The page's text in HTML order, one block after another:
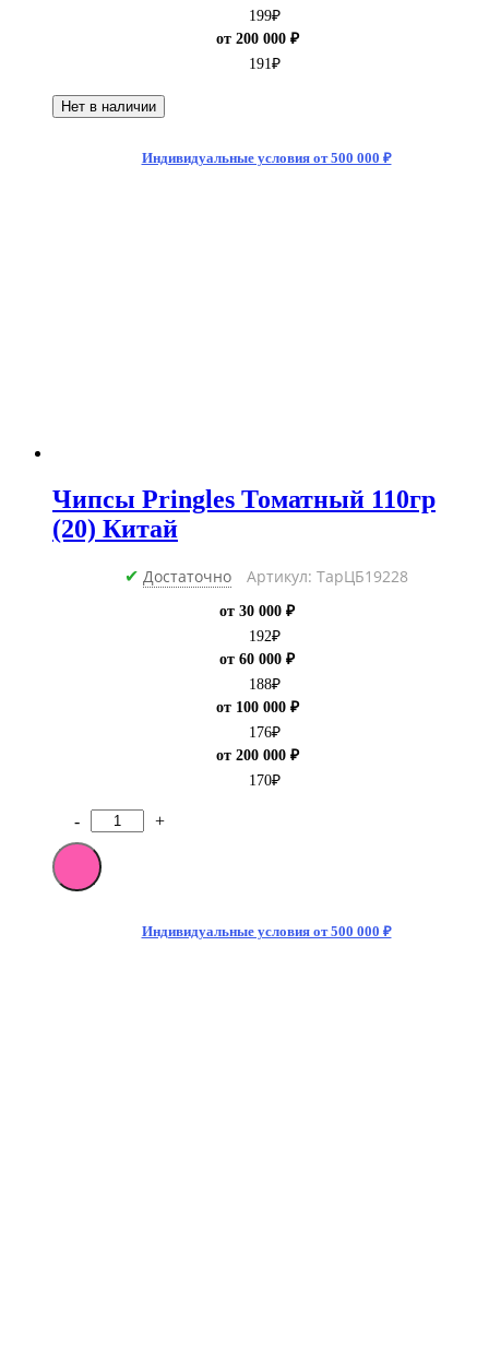
199₽
от 200 000 ₽
191 ₽
Нет в наличии
Индивидуальные условия от 500 000 ₽
Чипсы Pringles Томатный 110гр
(20) Китай
✔ Достаточно Артикул: ТарЦБ19228
от 30 000 ₽
192₽
от 60 000 ₽
188₽
от 100 000 ₽
176₽
от 200 000 ₽
170₽
Количество
товара
Чипсы
Pringles
- +
Индивидуальные условия от 500 000 ₽